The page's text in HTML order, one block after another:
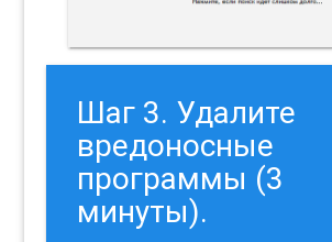
Шаг 3. Удалите
вредоносные
программы (3
минуты).